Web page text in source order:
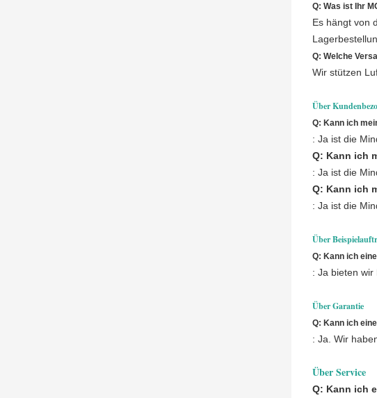
Q: Was ist Ihr
Es hängt von
Q: Welche
Wir stützen
Über
Q: Kann ich
: Ja ist die
Q: Kann ich
: Ja ist die
Q: Kann ich
: Ja ist die
Über
Q: Kann ich
: Ja bieten wir
Über Garantie
Q: Kann ich
: Ja. Wir
Über Service
Q: Kann ich